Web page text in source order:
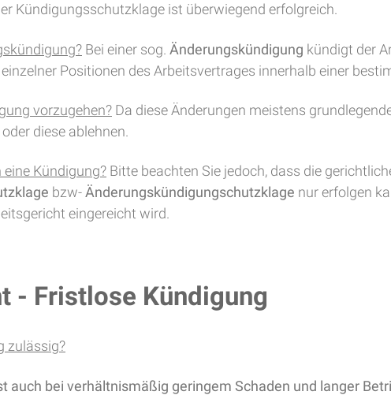
Kündigungsschutzklage ist überwiegend erfolgreich.
Bei einer sog. Änderungskündigung kündigt der
Positionen des Arbeitsvertrages innerhalb einer
vorzugehen? Da diese Änderungen meistens
diese ablehnen.
Kündigung? Bitte beachten Sie jedoch, dass die
bzw-Änderungskündigungschutzklage nur erfolgen
eingereicht wird.
- Fristlose Kündigung
zulässig?
auch bei verhältnismäßig geringem Schaden und langer